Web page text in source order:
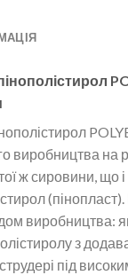
виробництва на
ж сировини, що
(пінопласт).
виробництва:
з
під